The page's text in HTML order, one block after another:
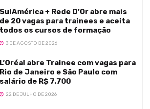
SulAmérica + Rede D’Or abre mais
de 20 vagas para trainees e aceita
todos os cursos de formação
3 DE AGOSTO DE 2026
L’Oréal abre Trainee com vagas para
Rio de Janeiro e São Paulo com
salário de R$ 7.700
22 DE JULHO DE 2026